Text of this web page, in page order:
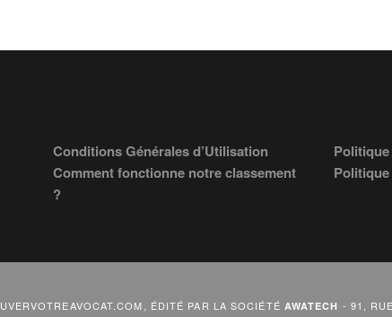
Conditions Générales d’Utilisation
Comment fonctionne notre classement
?
ÉDITÉ PAR LA SOCIÉTÉ AWATECH - 91,